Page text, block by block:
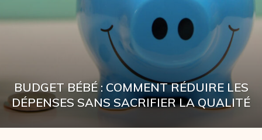
BUDGET BÉBÉ : COMMENT RÉDUIRE LES
DÉPENSES SANS SACRIFIER LA QUALITÉ